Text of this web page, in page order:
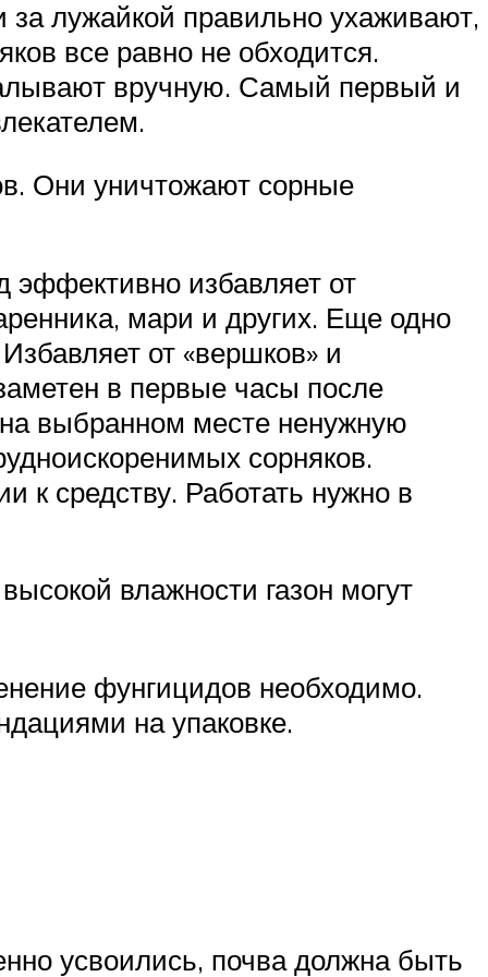
за лужайкой правильно ухаживают,
все равно не обходится.
вручную. Самый первый и
Они уничтожают сорные
эффективно избавляет от
мари и других. Еще одно
от «вершков» и
в первые часы после
выбранном месте ненужную
сорняков.
к средству. Работать нужно в
влажности газон могут
фунгицидов необходимо.
на упаковке.
усвоились, почва должна быть